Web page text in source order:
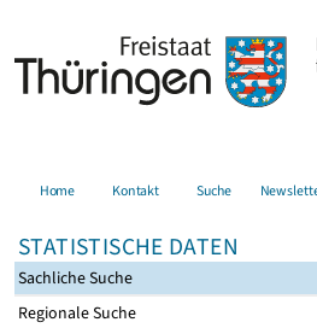
Home Kontakt Suche
STATISTISCHE DATEN
Sachliche Suche
Regionale Suche